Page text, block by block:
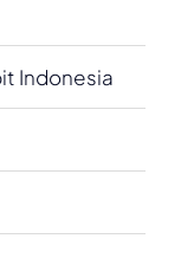
Indonesia